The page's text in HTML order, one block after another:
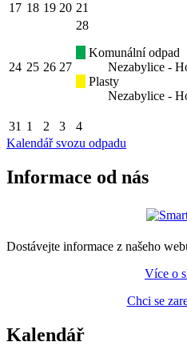
17 18 19 20 21
24 25 26 27
28
Komunální odpad
Nezabylice -
Plasty
Nezabylice -
31 1 2 3 4
Kalendář svozu odpadu
Informace od nás
Dostávejte informace z našeho
Více o
Chci se
Kalendář